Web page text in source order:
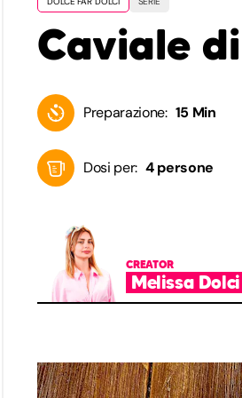
Caviale
Preparazione: 15 Min
Dosi per: 4 persone
CREATOR
Melissa Dolci